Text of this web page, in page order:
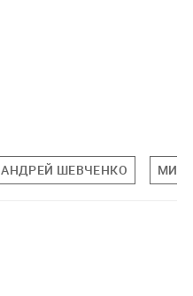
АНДРЕЙ ШЕВЧЕНКО